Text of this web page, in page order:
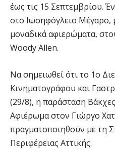
έως τις 15 Σεπτεμβρίου.
στο Ιωσηφόγλειο Μέγαρο,
μοναδικά αφιερώματα,
Woody Allen.
Να σημειωθεί ότι το 1ο
Κινηματογράφου και
(29/8), η παράσταση
Αφιέρωμα στον Γιώργο
πραγματοποιηθούν με τη
Περιφέρειας Αττικής.